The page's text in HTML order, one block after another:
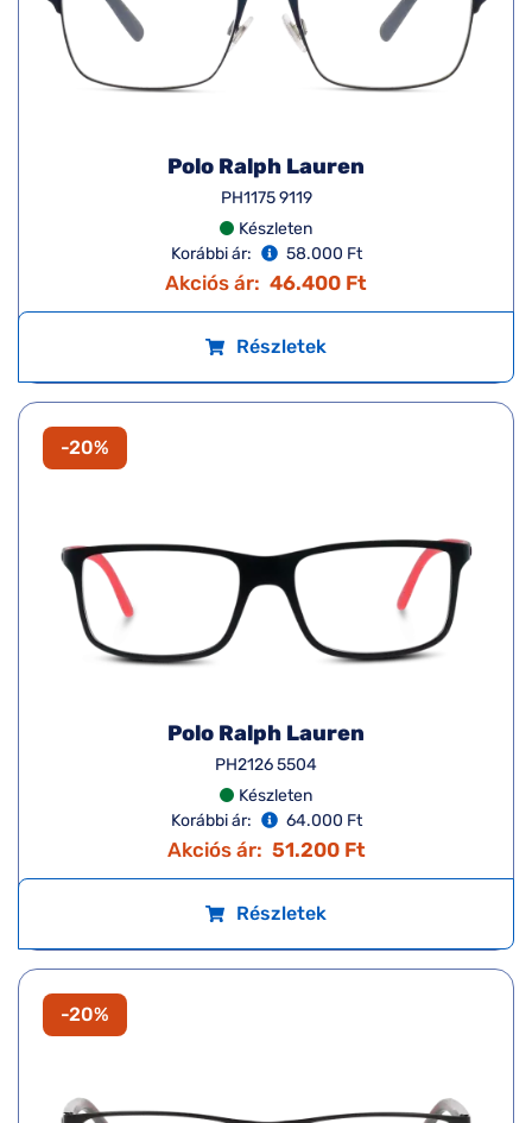
Polo Ralph Lauren
PH1175 9119
Készleten
Korábbi ár:
58.000 Ft
Akciós ár: 46.400 Ft
Részletek
-20%
Polo Ralph Lauren
PH2126 5504
Készleten
Korábbi ár:
64.000 Ft
Akciós ár: 51.200 Ft
Részletek
-20%